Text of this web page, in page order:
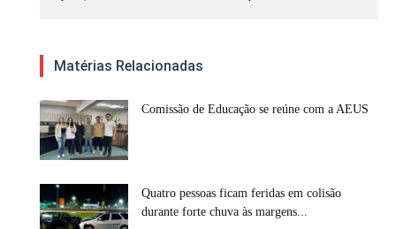
Matérias Relacionadas
Comissão de Educação se reúne com a AEUS
Quatro pessoas ficam feridas em colisão
durante forte chuva às margens...